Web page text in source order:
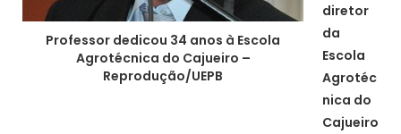
Professor dedicou 34 anos à Escola
Agrotécnica do Cajueiro –
Reprodução/UEPB
diretor
da
Escola
Agrotéc
nica do
Cajueiro